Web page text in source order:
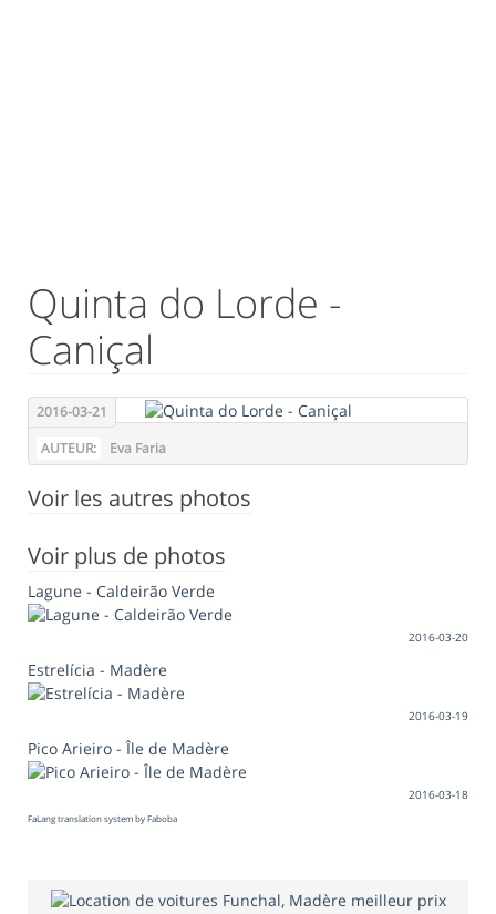
Quinta do Lorde -
Caniçal
2016-03-21
AUTEUR:
Eva Faria
Voir les autres photos
Voir plus de photos
Lagune - Caldeirão Verde
2016-03-20
Estrelícia - Madère
2016-03-19
Pico Arieiro - Île de Madère
2016-03-18
FaLang translation system by Faboba